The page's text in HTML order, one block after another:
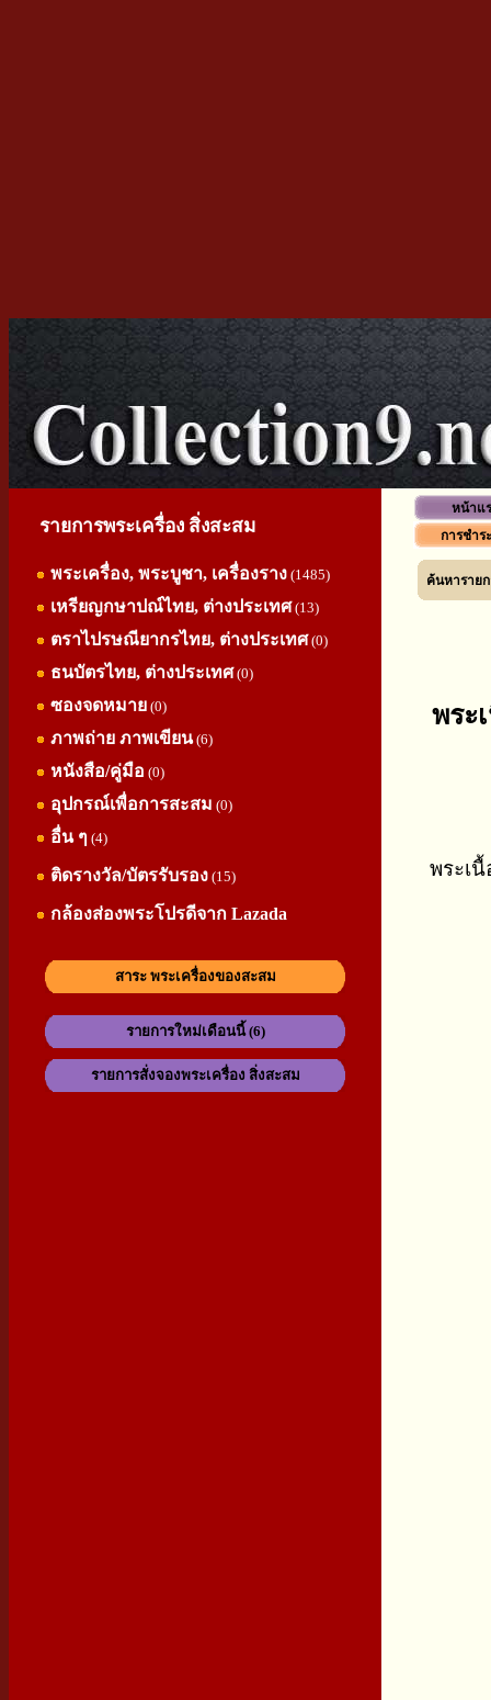
รายการพระเครื่อง สิ่งสะสม
พระเครื่อง, พระบูชา, เครื่องราง (1485)
เหรียญกษาปณ์ไทย, ต่างประเทศ(13)
ตราไปรษณียากรไทย, ต่างประเทศ(0)
ธนบัตรไทย, ต่างประเทศ(0)
ซองจดหมาย (0)
ภาพถ่าย ภาพเขียน(6)
หนังสือ/คู่มือ (0)
อุปกรณ์เพื่อการสะสม (0)
อื่น ๆ (4)
ติดรางวัล/บัตรรับรอง (15)
กล้องส่องพระโปรดีจาก Lazada
สาระ พระเครื่องของสะสม
รายการใหม่เดือนนี้ (6)
รายการสั่งจองพระเครื่อง สิ่งสะสม
หน้าแ
การชำร
ค้นหารายก
พระ
พระเ